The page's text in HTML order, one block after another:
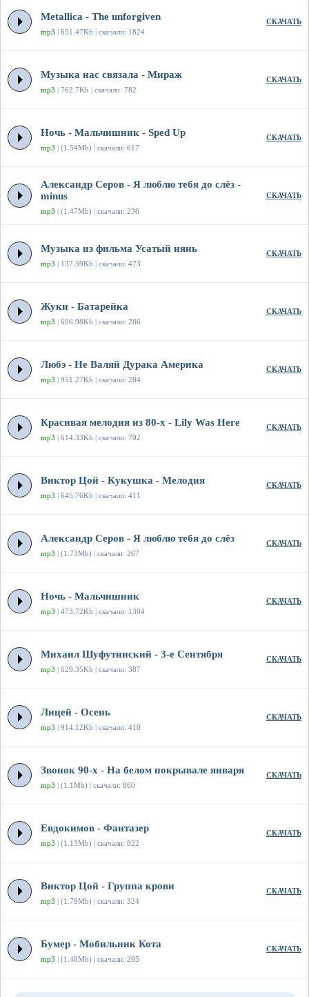
Metallica - The unforgiven
mp3 | 651.47Kb | скачали: 1824
СКАЧАТЬ
Музыка нас связала - Мираж
mp3 | 762.7Kb | скачали: 782
СКАЧАТЬ
Ночь - Мальчишник - Sped Up
mp3 | (1.54Mb) | скачали: 617
СКАЧАТЬ
Александр Серов - Я люблю тебя до слёз -
minus
mp3 | (1.47Mb) | скачали: 236
СКАЧАТЬ
Музыка из фильма Усатый нянь
mp3 | 137.59Kb | скачали: 473
СКАЧАТЬ
Жуки - Батарейка
mp3 | 606.98Kb | скачали: 286
СКАЧАТЬ
Любэ - Не Валяй Дурака Америка
mp3 | 951.27Kb | скачали: 284
СКАЧАТЬ
Красивая мелодия из 80-х - Lily Was Here
mp3 | 614.33Kb | скачали: 702
СКАЧАТЬ
Виктор Цой - Кукушка - Мелодия
mp3 | 645.76Kb | скачали: 411
СКАЧАТЬ
Александр Серов - Я люблю тебя до слёз
mp3 | (1.73Mb) | скачали: 267
СКАЧАТЬ
Ночь - Мальчишник
mp3 | 473.72Kb | скачали: 1304
СКАЧАТЬ
Михаил Шуфутинский - 3-е Сентября
mp3 | 629.35Kb | скачали: 387
СКАЧАТЬ
Лицей - Осень
mp3 | 914.12Kb | скачали: 410
СКАЧАТЬ
Звонок 90-х - На белом покрывале января
mp3 | (1.1Mb) | скачали: 860
СКАЧАТЬ
Евдокимов - Фантазер
mp3 | (1.13Mb) | скачали: 822
СКАЧАТЬ
Виктор Цой - Группа крови
mp3 | (1.79Mb) | скачали: 324
СКАЧАТЬ
Бумер - Мобильник Кота
mp3 | (1.48Mb) | скачали: 295
СКАЧАТЬ